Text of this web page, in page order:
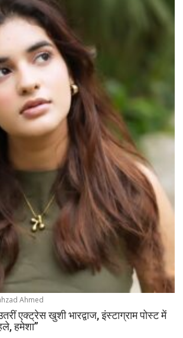
Ahmed
एक्ट्रेस खुशी भारद्वाज, इंस्टाग्राम पोस्ट में
हमेशा”